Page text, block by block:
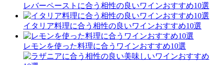
レバーペーストに合う相性の良いワインおすすめ10選
イタリア料理に合う相性の良いワインおすすめ10選
レモンを使った料理に合うワインおすすめ10選